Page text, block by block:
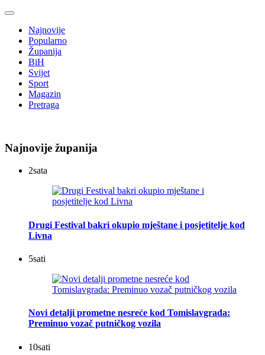
Najnovije
Popularno
Županija
BiH
Svijet
Sport
Magazin
Pretraga
Najnovije županija
2sata
Drugi Festival bakri okupio mještane i posjetitelje kod
Livna
5sati
Novi detalji prometne nesreće kod Tomislavgrada:
Preminuo vozač putničkog vozila
10sati